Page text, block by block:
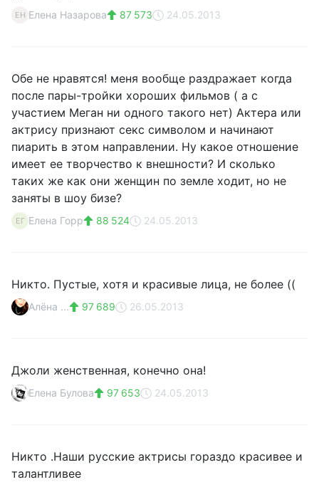
ЕН Елена Назарова 87 573 24.05.2013
Обе не нравятся! меня вообще раздражает когда
после пары-тройки хороших фильмов ( а с
участием Меган ни одного такого нет) Актера или
актрису признают секс символом и начинают
пиарить в этом направлении. Ну какое отношение
имеет ее творчество к внешности? И сколько
таких же как они женщин по земле ходит, но не
заняты в шоу бизе?
ЕГ Елена Горр 88 524 24.05.2013
Никто. Пустые, хотя и красивые лица, не более ((
Алёна ... 97 689 26.05.2013
Джоли женственная, конечно она!
Елена Булова 97 653 24.05.2013
Никто .Наши русские актрисы гораздо красивее и
талантливее